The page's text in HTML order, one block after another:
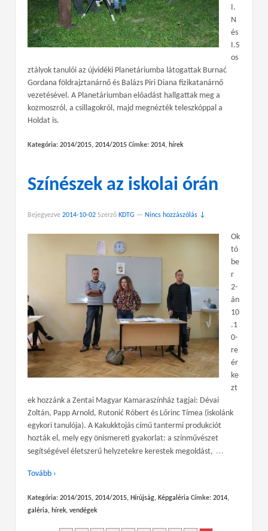
I.
N
és
I.S
os
ztályok tanulói az újvidéki Planetáriumba látogattak Burnać
Gordana földrajztanárnő és Balázs Piri Diana fizikatanárnő
vezetésével. A Planetáriumban előadást hallgattak meg a
kozmoszról, a csillagokról, majd megnézték teleszkóppal a
Holdat is.
Kategória: 2014/2015, 2014/2015 Címke: 2014, hírek
Színészek az iskolai órán
Bejegyezve 2014-10-02 Szerző KDTG — Nincs hozzászólás ↓
Ok
tó
be
r
2-
án
10
.1
0-
re
ér
ke
zt
ek hozzánk a Zentai Magyar Kamaraszínház tagjai: Dévai
Zoltán, Papp Arnold, Rutonić Róbert és Lőrinc Tímea (iskolánk
egykori tanulója). A Kakukktojás című tantermi produkciót
hozták el, mely egy önismereti gyakorlat: a színművészet
segítségével életszerű helyzetekre kerestek megoldást, …
Tovább ›
Kategória: 2014/2015, 2014/2015, Hírújság, Képgaléria Címke: 2014,
galéria, hírek, vendégek